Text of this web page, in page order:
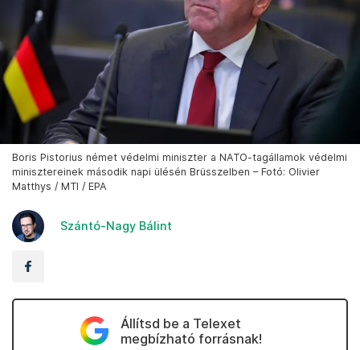
Boris Pistorius német védelmi miniszter a NATO-tagállamok védelmi
minisztereinek második napi ülésén Brüsszelben – Fotó: Olivier
Matthys / MTI / EPA
Szántó-Nagy Bálint
Állítsd be a Telexet
megbízható forrásnak!